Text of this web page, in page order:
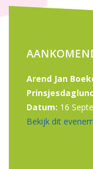
Arend Jan
Datum: 16
Bekijk dit